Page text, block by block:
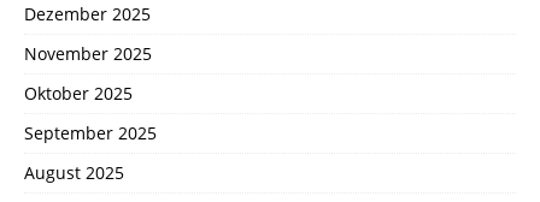
Dezember 2025
November 2025
Oktober 2025
September 2025
August 2025